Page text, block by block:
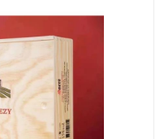
机床进口清关